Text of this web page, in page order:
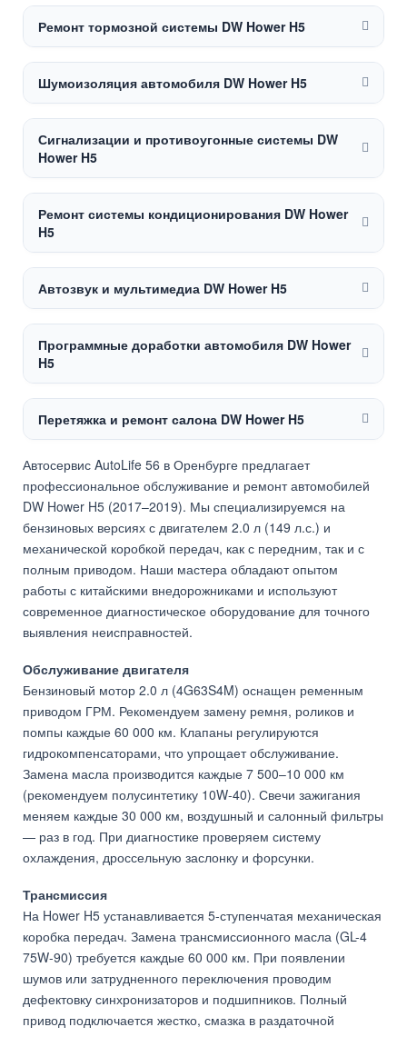
Ремонт тормозной системы DW Hower H5
Шумоизоляция автомобиля DW Hower H5
Сигнализации и противоугонные системы DW
Hower H5
Ремонт системы кондиционирования DW Hower
H5
Автозвук и мультимедиа DW Hower H5
Программные доработки автомобиля DW Hower
H5
Перетяжка и ремонт салона DW Hower H5
Автосервис AutoLife 56 в Оренбурге предлагает
профессиональное обслуживание и ремонт автомобилей
DW Hower H5 (2017–2019). Мы специализируемся на
бензиновых версиях с двигателем 2.0 л (149 л.с.) и
механической коробкой передач, как с передним, так и с
полным приводом. Наши мастера обладают опытом
работы с китайскими внедорожниками и используют
современное диагностическое оборудование для точного
выявления неисправностей.
Обслуживание двигателя
Бензиновый мотор 2.0 л (4G63S4M) оснащен ременным
приводом ГРМ. Рекомендуем замену ремня, роликов и
помпы каждые 60 000 км. Клапаны регулируются
гидрокомпенсаторами, что упрощает обслуживание.
Замена масла производится каждые 7 500–10 000 км
(рекомендуем полусинтетику 10W-40). Свечи зажигания
меняем каждые 30 000 км, воздушный и салонный фильтры
— раз в год. При диагностике проверяем систему
охлаждения, дроссельную заслонку и форсунки.
Трансмиссия
На Hower H5 устанавливается 5-ступенчатая механическая
коробка передач. Замена трансмиссионного масла (GL-4
75W-90) требуется каждые 60 000 км. При появлении
шумов или затрудненного переключения проводим
дефектовку синхронизаторов и подшипников. Полный
привод подключается жестко, смазка в раздаточной